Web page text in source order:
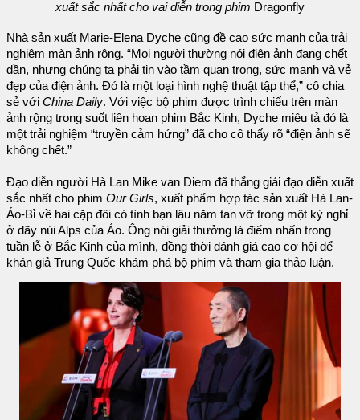
xuất sắc nhất cho vai diễn trong phim Dragonfly
Nhà sản xuất Marie-Elena Dyche cũng đề cao sức mạnh của trải
nghiệm màn ảnh rộng. “Mọi người thường nói điện ảnh đang chết
dần, nhưng chúng ta phải tin vào tầm quan trọng, sức mạnh và vẻ
đẹp của điện ảnh. Đó là một loại hình nghệ thuật tập thể,” cô chia
sẻ với China Daily. Với việc bộ phim được trình chiếu trên màn
ảnh rộng trong suốt liên hoan phim Bắc Kinh, Dyche miêu tả đó là
một trải nghiệm “truyền cảm hứng” đã cho cô thấy rõ “điện ảnh sẽ
không chết.”
Đạo diễn người Hà Lan Mike van Diem đã thắng giải đạo diễn xuất
sắc nhất cho phim Our Girls, xuất phẩm hợp tác sản xuất Hà Lan-
Áo-Bỉ về hai cặp đôi có tình bạn lâu năm tan vỡ trong một kỳ nghỉ
ở dãy núi Alps của Áo. Ông nói giải thưởng là điểm nhấn trong
tuần lễ ở Bắc Kinh của mình, đồng thời đánh giá cao cơ hội để
khán giả Trung Quốc khám phá bộ phim và tham gia thảo luận.